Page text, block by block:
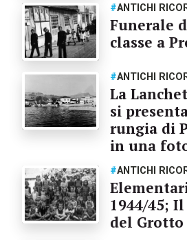
#ANTICHI
Funerale
classe a
#ANTICHI
La
si
rungia di
in una
#ANTICHI
1944/45;
del Grotto